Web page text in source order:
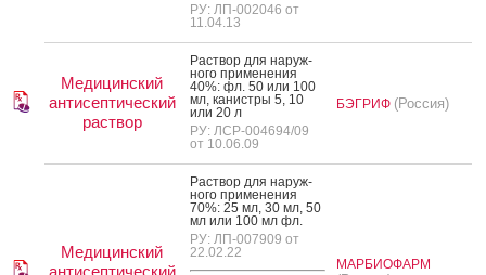
РУ: ЛП-002046 от
11.04.13
Медицинский
антисептический
раствор
Рас­твор для на­руж­
но­го при­мене­ния
40%: фл. 50 или 100
мл, ка­нис­тры 5, 10
или 20 л
РУ: ЛСР-004694/09
от 10.06.09
БЭГРИФ (Россия)
Медицинский
антисептический
Рас­твор для на­руж­
но­го при­мене­ния
70%: 25 мл, 30 мл, 50
мл или 100 мл фл.
РУ: ЛП-007909 от
22.02.22
МАРБИОФАРМ